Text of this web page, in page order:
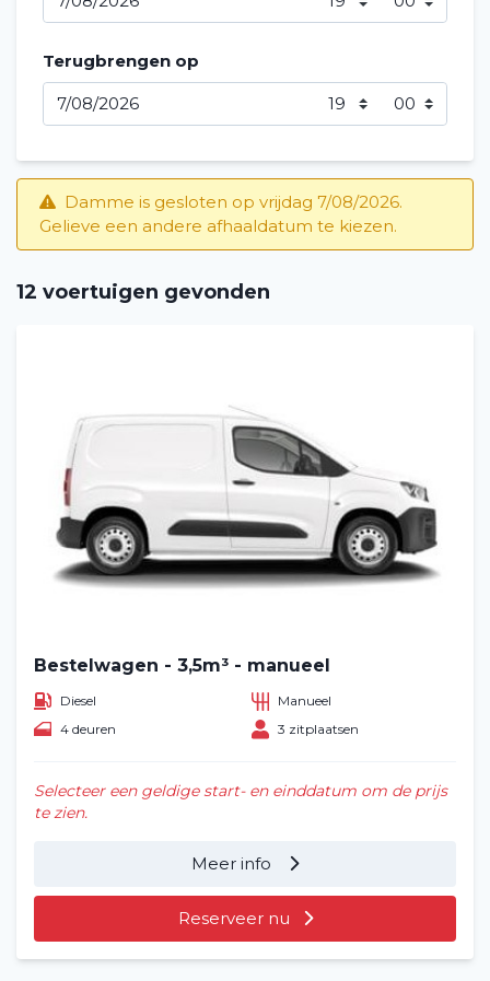
Terugbrengen op
Damme is gesloten op vrijdag 7/08/2026.
Gelieve een andere afhaaldatum te kiezen.
12 voertuigen gevonden
Bestelwagen - 3,5m³ - manueel
Diesel
Manueel
4 deuren
3 zitplaatsen
Selecteer een geldige start- en einddatum om de prijs
te zien.
Meer info
Reserveer nu